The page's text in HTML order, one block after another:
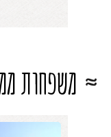
משפחות